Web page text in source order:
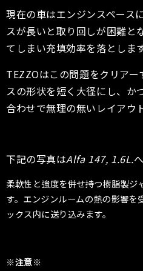
現在の車はエンジンスペース
スが長いと取り回しが困難と
てしまい充填効率を落とします
TEZZOはこの問題をクリア
スの形状を短く大径にし、か
合わせで無理の無いレイアウ
下記の写真はAlfa 147, 1.6L.
柔軟性と強度を併せ持つ樹脂製ジ
す。エンジンルームの熱の影響を
ックス内に送り込みます。
※注意※